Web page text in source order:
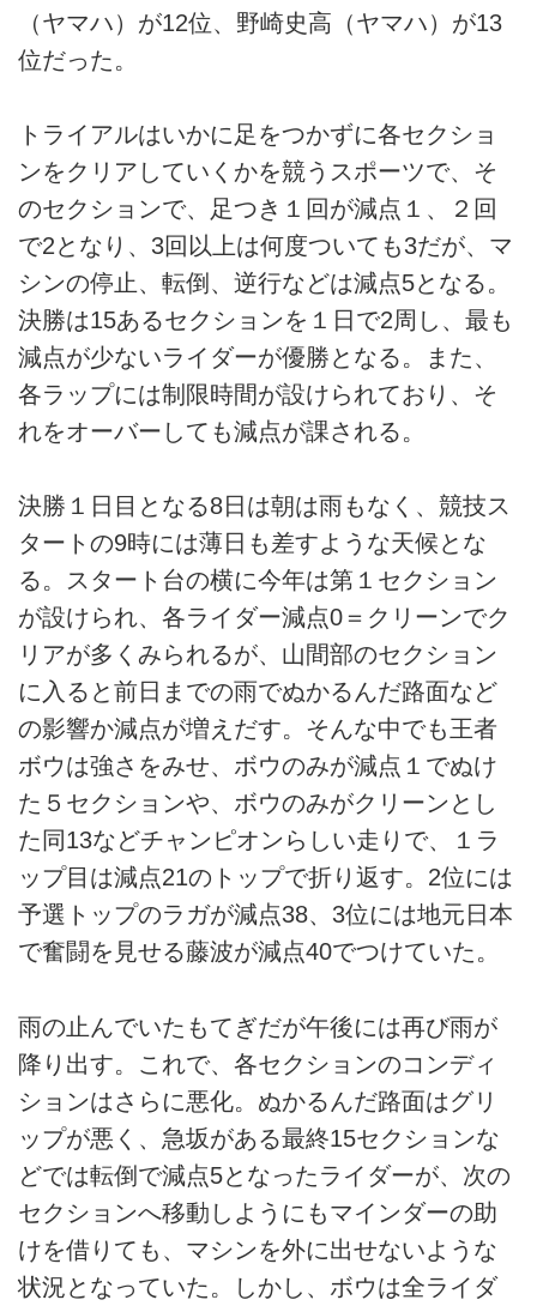
（ヤマハ）が12位、野崎史高（ヤマハ）が13
位だった。
トライアルはいかに足をつかずに各セクショ
ンをクリアしていくかを競うスポーツで、そ
のセクションで、足つき１回が減点１、２回
で2となり、3回以上は何度ついても3だが、マ
シンの停止、転倒、逆行などは減点5となる。
決勝は15あるセクションを１日で2周し、最も
減点が少ないライダーが優勝となる。また、
各ラップには制限時間が設けられており、そ
れをオーバーしても減点が課される。
決勝１日目となる8日は朝は雨もなく、競技ス
タートの9時には薄日も差すような天候とな
る。スタート台の横に今年は第１セクション
が設けられ、各ライダー減点0＝クリーンでク
リアが多くみられるが、山間部のセクション
に入ると前日までの雨でぬかるんだ路面など
の影響か減点が増えだす。そんな中でも王者
ボウは強さをみせ、ボウのみが減点１でぬけ
た５セクションや、ボウのみがクリーンとし
た同13などチャンピオンらしい走りで、１ラ
ップ目は減点21のトップで折り返す。2位には
予選トップのラガが減点38、3位には地元日本
で奮闘を見せる藤波が減点40でつけていた。
雨の止んでいたもてぎだが午後には再び雨が
降り出す。これで、各セクションのコンディ
ションはさらに悪化。ぬかるんだ路面はグリ
ップが悪く、急坂がある最終15セクションな
どでは転倒で減点5となったライダーが、次の
セクションへ移動しようにもマインダーの助
けを借りても、マシンを外に出せないような
状況となっていた。しかし、ボウは全ライダ